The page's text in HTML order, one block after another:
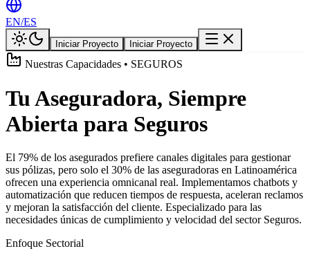
EN/ES
Iniciar Proyecto Iniciar Proyecto
Nuestras Capacidades • SEGUROS
Tu Aseguradora, Siempre
Abierta para Seguros
El 79% de los asegurados prefiere canales digitales para gestionar
sus pólizas, pero solo el 30% de las aseguradoras en Latinoamérica
ofrecen una experiencia omnicanal real. Implementamos chatbots y
automatización que reducen tiempos de respuesta, aceleran reclamos
y mejoran la satisfacción del cliente. Especializado para las
necesidades únicas de cumplimiento y velocidad del sector Seguros.
Enfoque Sectorial